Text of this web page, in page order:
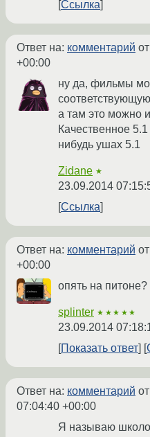
Ссылка
Ответ на: комментарий
+00:00
ну да, фильмы
а там это можно
Качественное
нибудь ушах 5.1
Zidane ★
23.09.2014
Ссылка
Ответ на: комментарий
+00:00
опять на питоне?
splinter ★★★★★
23.09.2014
Показать ответ
Ответ на: комментарий
07:04:40 +00:00
Я называю